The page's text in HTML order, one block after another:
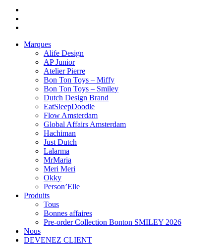
Marques
Alife Design
AP Junior
Atelier Pierre
Bon Ton Toys – Miffy
Bon Ton Toys – Smiley
Dutch Design Brand
EatSleepDoodle
Flow Amsterdam
Global Affairs Amsterdam
Hachiman
Just Dutch
Lalarma
MrMaria
Meri Meri
Okky
Person’Elle
Produits
Tous
Bonnes affaires
Pre-order Collection Bonton SMILEY 2026
Nous
DEVENEZ CLIENT